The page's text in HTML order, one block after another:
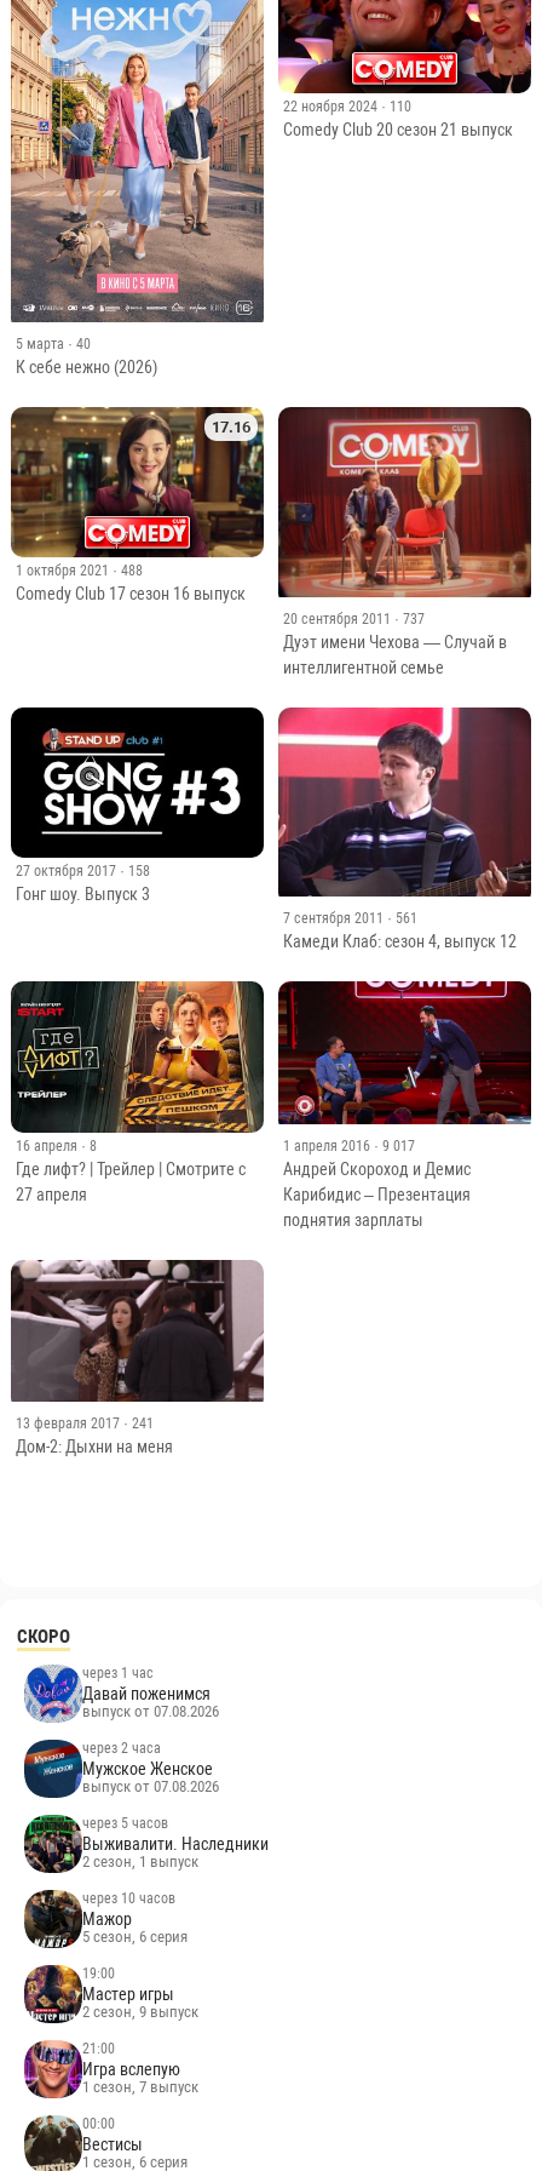
5 марта · 40
К себе нежно (2026)
22 ноября 2024 · 110
Comedy Club 20 сезон 21 выпуск
17.16
1 октября 2021 · 488
Comedy Club 17 сезон 16 выпуск
20 сентября 2011 · 737
Дуэт имени Чехова — Случай в
интеллигентной семье
27 октября 2017 · 158
Гонг шоу. Выпуск 3
7 сентября 2011 · 561
Камеди Клаб: сезон 4, выпуск 12
16 апреля · 8
Где лифт? | Трейлер | Смотрите с
27 апреля
1 апреля 2016 · 9 017
Андрей Скороход и Демис
Карибидис – Презентация
поднятия зарплаты
13 февраля 2017 · 241
Дом-2: Дыхни на меня
СКОРО
через 1 час
Давай поженимся
выпуск от 07.08.2026
через 2 часа
Мужское Женское
выпуск от 07.08.2026
через 5 часов
Выживалити. Наследники
2 сезон, 1 выпуск
через 10 часов
Мажор
5 сезон, 6 серия
19:00
Мастер игры
2 сезон, 9 выпуск
21:00
Игра вслепую
1 сезон, 7 выпуск
00:00
Вестисы
1 сезон, 6 серия